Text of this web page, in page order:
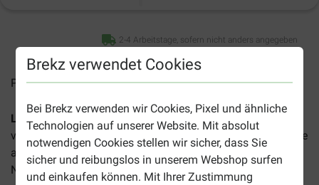
Brekz verwendet Cookies
Bei Brekz verwenden wir Cookies, Pixel und ähnliche
Technologien auf unserer Website. Mit absolut
notwendigen Cookies stellen wir sicher, dass Sie
sicher und reibungslos in unserem Webshop surfen
und einkaufen können. Mit Ihrer Zustimmung
2-4 Arbeitstage, sofern nicht anders angegeben
Preise inkl. MwSt zzgl.Versandkosten
Lukos Adult mit Ente Premium Hundefutter
ist ein
vollständiges, schmackhaftes Futter für erwachsene Hunde
aller Rassen. Dieses Futter ist sehr gut für Vierbeiner mit
Nahrungsunverträglichkeiten geeignet.